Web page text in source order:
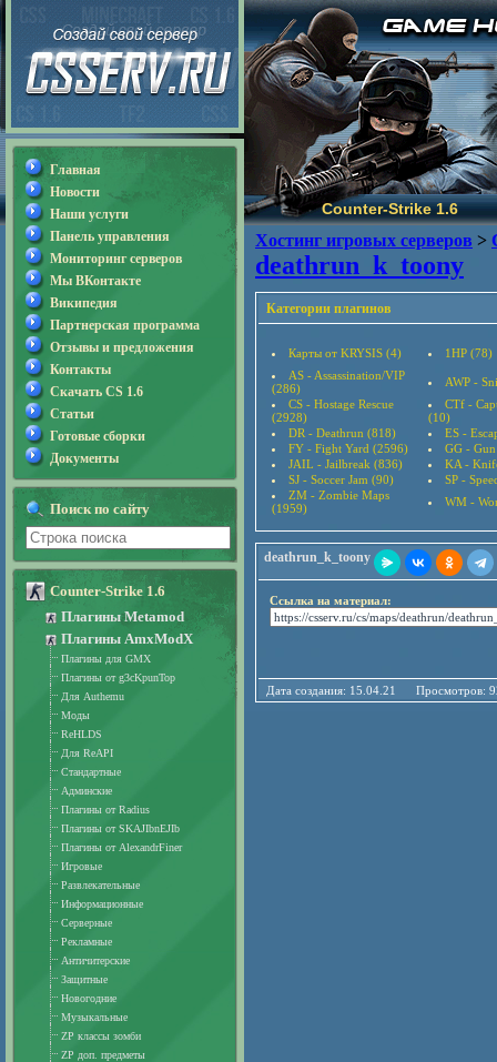
Counter-Strike 1.6
Хостинг игровых серверов >
deathrun_k_toony
Категории плагинов
Карты от KRYSIS (4)
1HP (78)
AS - Assassination/VIP
(286)
AWP -
CS - Hostage Rescue
(2928)
CTf -
(10)
DR - Deathrun (818)
ES -
FY - Fight Yard (2596)
GG -
JAIL - Jailbreak (836)
KA -
SJ - Soccer Jam (90)
SP -
ZM - Zombie Maps
(1959)
WM -
deathrun_k_toony
Ссылка на материал:
Дата создания: 15.04.21
Главная
Новости
Наши услуги
Панель управления
Мониторинг серверов
Мы ВКонтакте
Википедия
Партнерская программа
Отзывы и предложения
Контакты
Скачать CS 1.6
Статьи
Готовые сборки
Документы
Поиск по сайту
Counter-Strike 1.6
Плагины Metamod
Плагины AmxModX
Плагины для GMX
Плагины от g3cKpunTop
Для Authemu
Моды
ReHLDS
Для ReAPI
Стандартные
Админские
Плагины от Radius
Плагины от SKAJIbnEJIb
Плагины от AlexandrFiner
Игровые
Развлекательные
Информационные
Серверные
Рекламные
Античитерские
Защитные
Новогодние
Музыкальные
ZP классы зомби
ZP доп. предметы